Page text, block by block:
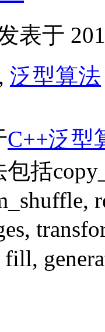
表于
, 泛型算法
C++泛型
括